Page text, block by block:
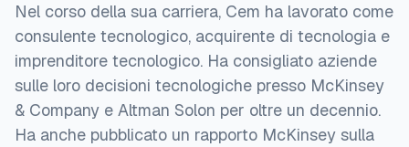
Nel corso della sua carriera, Cem ha lavorato come
consulente tecnologico, acquirente di tecnologia e
imprenditore tecnologico. Ha consigliato aziende
sulle loro decisioni tecnologiche presso McKinsey
& Company e Altman Solon per oltre un decennio.
Ha anche pubblicato un rapporto McKinsey sulla